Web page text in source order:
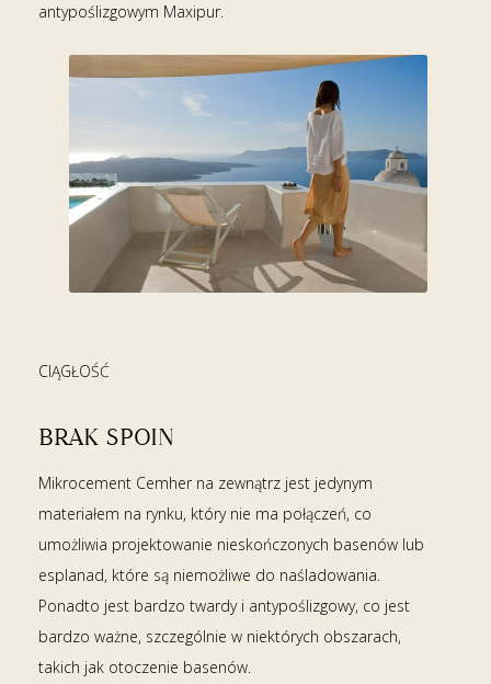
antypoślizgowym Maxipur.
CIĄGŁOŚĆ
BRAK SPOIN
Mikrocement Cemher na zewnątrz jest jedynym
materiałem na rynku, który nie ma połączeń, co
umożliwia projektowanie nieskończonych basenów lub
esplanad, które są niemożliwe do naśladowania.
Ponadto jest bardzo twardy i antypoślizgowy, co jest
bardzo ważne, szczególnie w niektórych obszarach,
takich jak otoczenie basenów.